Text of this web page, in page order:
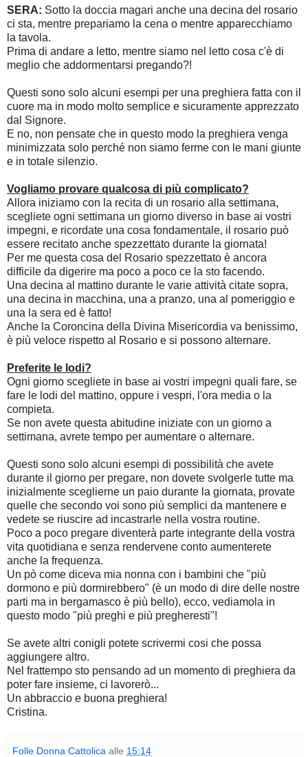
SERA: Sotto la doccia magari anche una decina del rosario
ci sta, mentre prepariamo la cena o mentre apparecchiamo
la tavola.
Prima di andare a letto, mentre siamo nel letto cosa c'è di
meglio che addormentarsi pregando?!
Questi sono solo alcuni esempi per una preghiera fatta con il
cuore ma in modo molto semplice e sicuramente apprezzato
dal Signore.
E no, non pensate che in questo modo la preghiera venga
minimizzata solo perché non siamo ferme con le mani giunte
e in totale silenzio.
Vogliamo provare qualcosa di più complicato?
Allora iniziamo con la recita di un rosario alla settimana,
scegliete ogni settimana un giorno diverso in base ai vostri
impegni, e ricordate una cosa fondamentale, il rosario può
essere recitato anche spezzettato durante la giornata!
Per me questa cosa del Rosario spezzettato è ancora
difficile da digerire ma poco a poco ce la sto facendo.
Una decina al mattino durante le varie attività citate sopra,
una decina in macchina, una a pranzo, una al pomeriggio e
una la sera ed è fatto!
Anche la Coroncina della Divina Misericordia va benissimo,
è più veloce rispetto al Rosario e si possono alternare.
Preferite le lodi?
Ogni giorno scegliete in base ai vostri impegni quali fare, se
fare le lodi del mattino, oppure i vespri, l'ora media o la
compieta.
Se non avete questa abitudine iniziate con un giorno a
settimana, avrete tempo per aumentare o alternare.
Questi sono solo alcuni esempi di possibilità che avete
durante il giorno per pregare, non dovete svolgerle tutte ma
inizialmente sceglierne un paio durante la giornata, provate
quelle che secondo voi sono più semplici da mantenere e
vedete se riuscire ad incastrarle nella vostra routine.
Poco a poco pregare diventerà parte integrante della vostra
vita quotidiana e senza rendervene conto aumenterete
anche la frequenza.
Un pò come diceva mia nonna con i bambini che "più
dormono e più dormirebbero" (è un modo di dire delle nostre
parti ma in bergamasco è più bello), ecco, vediamola in
questo modo "più preghi e più pregheresti"!
Se avete altri conigli potete scrivermi cosi che possa
aggiungere altro.
Nel frattempo sto pensando ad un momento di preghiera da
poter fare insieme, ci lavorerò...
Un abbraccio e buona preghiera!
Cristina.
Folle Donna Cattolica alle 15:14